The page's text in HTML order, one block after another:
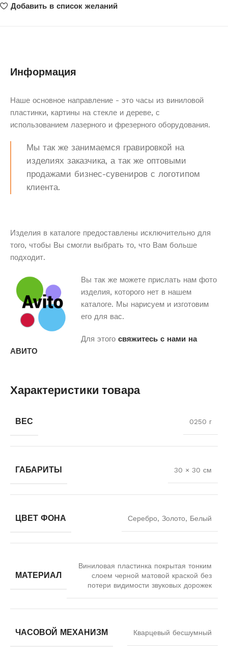
Добавить в список желаний
Информация
Наше основное направление - это часы из виниловой
пластинки, картины на стекле и дереве, с
использованием лазерного и фрезерного оборудования.
Мы так же занимаемся гравировкой на
изделиях заказчика, а так же оптовыми
продажами бизнес-сувениров с логотипом
клиента.
Изделия в каталоге предоставлены исключительно для
того, чтобы Вы смогли выбрать то, что Вам больше
подходит.
Вы так же можете прислать нам фото
изделия, которого нет в нашем
каталоге. Мы нарисуем и изготовим
его для вас.
Для этого свяжитесь с нами на
АВИТО
Характеристики товара
ВЕС 0250 г
ГАБАРИТЫ 30 × 30 см
ЦВЕТ ФОНА Серебро, Золото, Белый
МАТЕРИАЛ
Виниловая пластинка покрытая тонким
слоем черной матовой краской без
потери видимости звуковых дорожек
ЧАСОВОЙ МЕХАНИЗМ Кварцевый бесшумный